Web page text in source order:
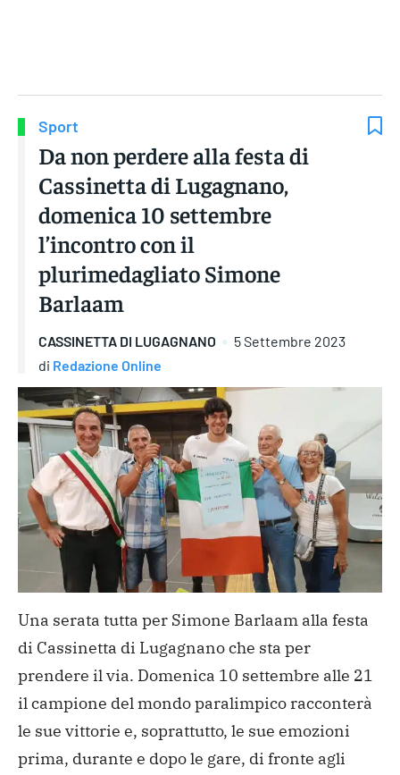
Sport
Da non perdere alla festa di
Cassinetta di Lugagnano,
domenica 10 settembre
l’incontro con il
plurimedagliato Simone
Barlaam
CASSINETTA DI LUGAGNANO
5 Settembre 2023
di Redazione Online
Una serata tutta per Simone Barlaam alla festa
di Cassinetta di Lugagnano che sta per
prendere il via. Domenica 10 settembre alle 21
il campione del mondo paralimpico racconterà
le sue vittorie e, soprattutto, le sue emozioni
prima, durante e dopo le gare, di fronte agli